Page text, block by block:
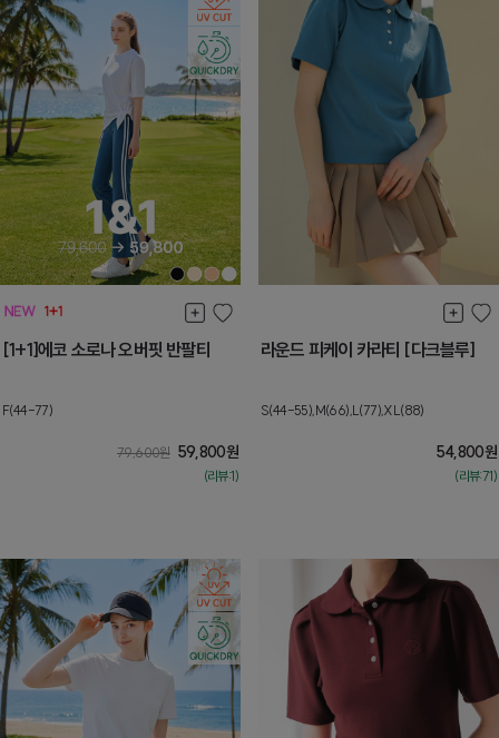
[1+1]에코 소로나 오버핏 반팔티
F(44-77)
79,600원 59,800원
(리뷰:1)
라운드 피케이 카라티 [다크블루]
S(44-55),M(66),L(77),XL(88)
54,800원
(리뷰:71)